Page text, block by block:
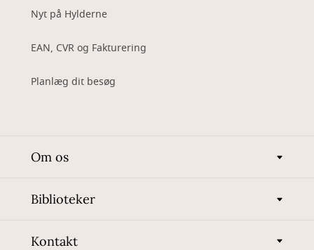
Nyt på Hylderne
EAN, CVR og Fakturering
Planlæg dit besøg
Om os
Biblioteker
Kontakt